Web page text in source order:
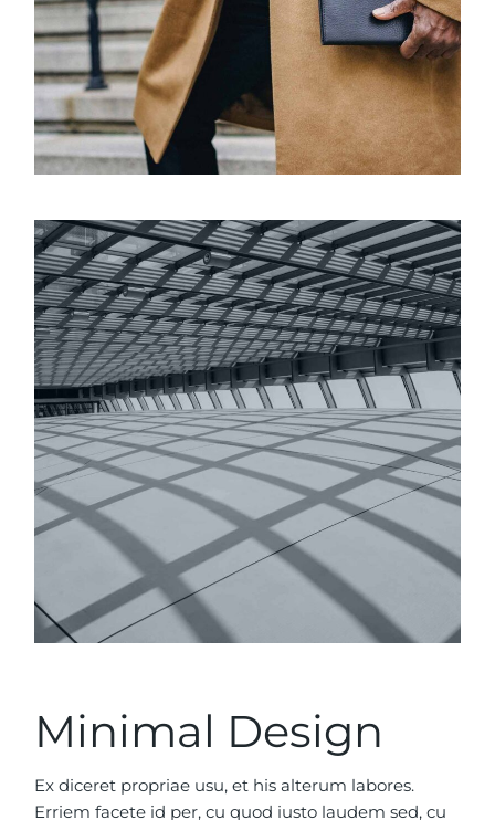
Minimal Design
Ex diceret propriae usu, et his alterum labores.
Erriem facete id per, cu quod iusto laudem sed, cu